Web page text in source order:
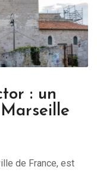
: un
de France, est